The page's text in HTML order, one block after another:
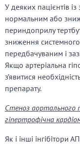
У деяких пацієнтів
нормальним або
периндоприлу
зниження
передбачуваним і
Якщо артеріальна
з’явитися
препарату.
Стеноз аортального
гіпертрофічна
Як і інші інгібітори